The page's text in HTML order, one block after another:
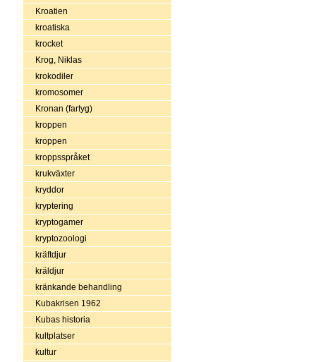
Kroatien
kroatiska
krocket
Krog, Niklas
krokodiler
kromosomer
Kronan (fartyg)
kroppen
kroppen
kroppsspråket
krukväxter
kryddor
kryptering
kryptogamer
kryptozoologi
kräftdjur
kräldjur
kränkande behandling
Kubakrisen 1962
Kubas historia
kultplatser
kultur